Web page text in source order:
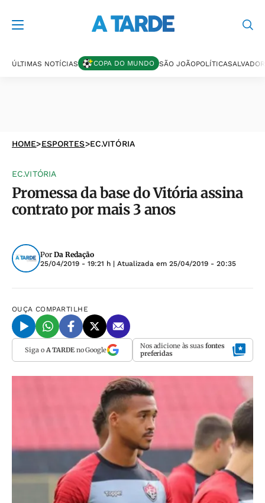
ÚLTIMAS NOTÍCIAS COPA DO MUNDO SÃO JOÃOPOLÍTICASALVADOR
HOME>ESPORTES>EC.VITÓRIA
EC.VITÓRIA
Promessa da base do Vitória assina
contrato por mais 3 anos
Por Da Redação
25/04/2019 - 19:21 h | Atualizada em 25/04/2019 - 20:35
OUÇA COMPARTILHE
Siga o A TARDEno Google Nos adicione às suas fontes
preferidas